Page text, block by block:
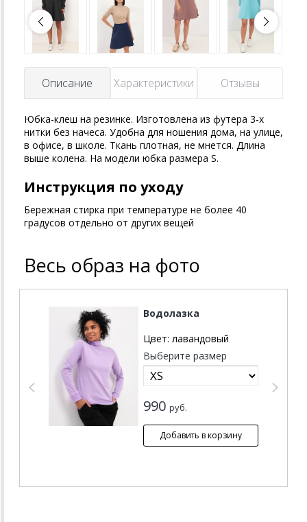
Описание Характеристики Отзывы
Юбка-клеш на резинке. Изготовлена из футера 3-х
нитки без начеса. Удобна для ношения дома, на улице,
в офисе, в школе. Ткань плотная, не мнется. Длина
выше колена. На модели юбка размера S.
Инструкция по уходу
Бережная стирка при температуре не более 40
градусов отдельно от других вещей
Весь образ на фото
Водолазка
Цвет: лавандовый
Выберите размер
990 руб.